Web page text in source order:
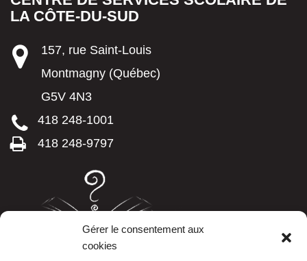
Gérer le consentement aux
cookies
LA CÔTE-DU-SUD
157, rue Saint-Louis
Montmagny (Québec)
G5V 4N3
418 248-1001
418 248-9797